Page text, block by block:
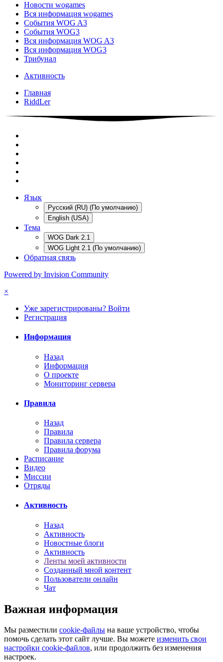
Новости wogames
Вся информация wogames
События WOG A3
События WOG3
Вся информация WOG A3
Вся информация WOG3
Трибунал
Активность
Главная
RiddLer
Язык
Русский (RU) (По умолчанию)
English (USA)
Тема
WOG Dark 2.1
WOG Light 2.1 (По умолчанию)
Обратная связь
Powered by Invision Community
×
Уже зарегистрированы? Войти
Регистрация
Информация
Назад
Информация
О проекте
Мониторинг сервера
Правила
Назад
Правила
Правила сервера
Правила форума
Расписание
Видео
Миссии
Отряды
Активность
Назад
Активность
Новостные блоги
Активность
Ленты моей активности
Созданный мной контент
Пользователи онлайн
Чат
Важная информация
Мы разместили cookie-файлы на ваше устройство, чтобы
помочь сделать этот сайт лучше. Вы можете изменить свои
настройки cookie-файлов, или продолжить без изменения
настроек.